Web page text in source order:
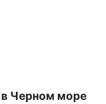
Черном море